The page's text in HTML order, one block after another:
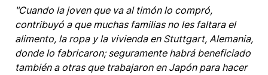
"Cuando la joven que va al timón lo compró,
contribuyó a que muchas familias no les faltara el
alimento, la ropa y la vivienda en Stuttgart, Alemania,
donde lo fabricaron; seguramente habrá beneficiado
también a otras que trabajaron en Japón para hacer